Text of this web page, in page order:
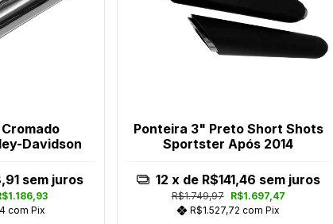
Davidson
com Pix
sem juros
Ponteira 3" Preto Short Shots
Sportster Após 2014
R$1.749,97
R$1.697,47
R$1.527,72 com Pix
12 x de R$141,46 sem juros